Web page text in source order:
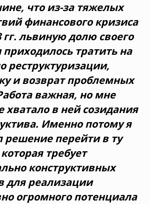
что из-за тяжелых
финансового кризиса
гг. львиную долю своего
тратить на
реструктуризации,
и возврат проблемных
важная, но мне
хватало в ней созидания
Именно потому я
решение перейти в ту
требует
конструктивных
для реализации
огромного потенциала